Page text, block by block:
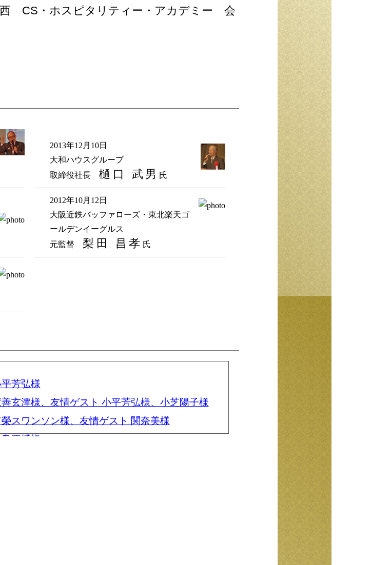
CS・ホスピタリティー・アカデミー 会
2013年12月10日
大和ハウスグループ
取締役社長樋口 武男 氏
2012年10月12日
大阪近鉄バッファローズ・東北楽天ゴ
ールデンイーグルス
元監督梨田 昌孝 氏
芳弘様
玄潭様、友情ゲスト 小平芳弘様、小芝陽子様
スワンソン様、友情ゲスト 関奈美様
正博様
好身様
與桂様、藤原恵津子様
祐子様、康光岐様
村真希様、ジョン・道阪様
昇ぼる様